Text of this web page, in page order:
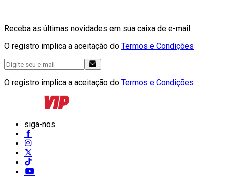
Receba as últimas novidades em sua caixa de e-mail
O registro implica a aceitação do Termos e Condições
O registro implica a aceitação do Termos e Condições
siga-nos